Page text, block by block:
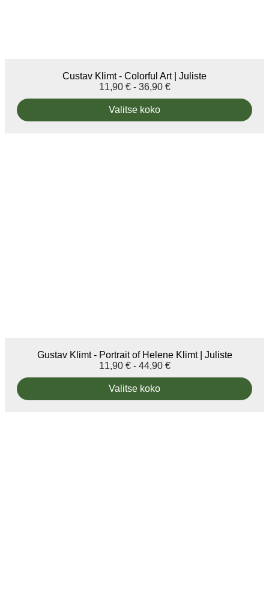
Custav Klimt - Colorful Art | Juliste
11,90 € - 36,90 €
Valitse koko
Gustav Klimt - Portrait of Helene Klimt | Juliste
11,90 € - 44,90 €
Valitse koko